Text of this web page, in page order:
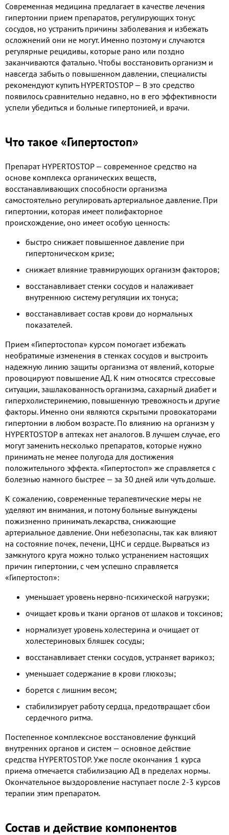
Современная медицина предлагает в качестве лечения
гипертонии прием препаратов, регулирующих тонус
сосудов, но устранить причины заболевания и избежать
осложнений они не могут. Именно поэтому и случаются
регулярные рецидивы, которые рано или поздно
заканчиваются фатально. Чтобы восстановить организм и
навсегда забыть о повышенном давлении, специалисты
рекомендуют купить HYPERTOSTOP — В это средство
появилось сравнительно недавно, но в его эффективности
успели убедиться и больные гипертонией, и врачи.
Что такое «Гипертостоп»
Препарат HYPERTOSTOP — современное средство на
основе комплекса органических веществ,
восстанавливающих способности организма
самостоятельно регулировать артериальное давление. При
гипертонии, которая имеет полифакторное
происхождение, оно имеет особую ценность:
быстро снижает повышенное давление при
гипертоническом кризе;
снижает влияние травмирующих организм факторов;
восстанавливает стенки сосудов и налаживает
внутреннюю систему регуляции их тонуса;
восстанавливает состав крови до нормальных
показателей.
Прием «Гипертостопа» курсом помогает избежать
необратимые изменения в стенках сосудов и выстроить
надежную линию защиты организма от явлений, которые
провоцируют повышение АД. К ним относятся стрессовые
ситуации, зашлакованность организма, сахарный диабет и
гиперхолистеринемию, повышенную тревожность и другие
факторы. Именно они являются скрытыми провокаторами
гипертонии в любом возрасте. По влиянию на организм у
HYPERTOSTOP в аптеках нет аналогов. В лучшем случае, его
могут заменить несколько препаратов, которые нужно
принимать не менее полугода для достижения
положительного эффекта. «Гипертостоп» же справляется с
болезнью намного быстрее — за 30 дней или чуть дольше.
К сожалению, современные терапевтические меры не
уделяют им внимания, и потому больные вынуждены
пожизненно принимать лекарства, снижающие
артериальное давление. Они небезопасны, так как влияют
на состояние почек, печени, ЦНС и сердце. Вырваться из
замкнутого круга можно только устранением настоящих
причин гипертонии, с чем успешно справляется
«Гипертостоп»:
уменьшает уровень нервно-психической нагрузки;
очищает кровь и ткани органов от шлаков и токсинов;
нормализует уровень холестерина и очищает от
холестериновых бляшек сосуды;
восстанавливает стенки сосудов, устраняет варикоз;
уменьшает содержание в крови глюкозы;
борется с лишним весом;
стабилизирует работу сердца, предотвращает сбои
сердечного ритма.
Постепенное комплексное восстановление функций
внутренних органов и систем — основное действие
средства HYPERTOSTOP. Уже после окончания 1 курса
приема отмечается стабилизацию АД в пределах нормы.
Окончательное выздоровление наступает после 2-3 курсов
терапии этим препаратом.
Состав и действие компонентов